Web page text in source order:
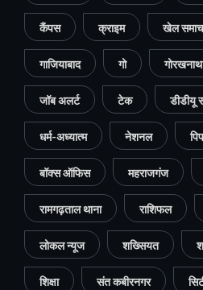
कैंपस क्राइम खेल
गाजियाबाद गो गोरखनाथ
जॉब अलर्ट टेक डीडीयू
धर्म-अध्यात्म नेशनल
बॉक्स ऑफिस महराजगंज
रामगढ़ताल थाना राशिफल
लोकल न्यूज शख्सियत
शिक्षा संत कबीरनगर